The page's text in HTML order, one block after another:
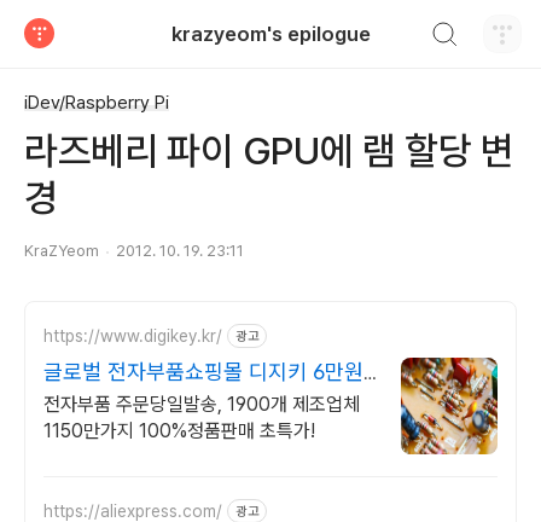
krazyeom's epilogue
iDev/Raspberry Pi
라즈베리 파이 GPU에 램 할당 변
경
KraZYeom 2012. 10. 19. 23:11
https://www.digikey.kr/ 광고
글로벌 전자부품쇼핑몰 디지키 6만원
이상 무료배송,당일발송
전자부품 주문당일발송, 1900개 제조업체
1150만가지 100%정품판매 초특가!
https://aliexpress.com/ 광고